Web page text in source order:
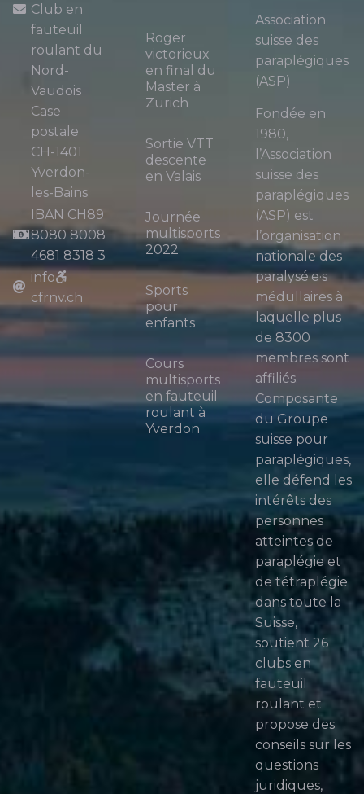
Club en
fauteuil
roulant du
Nord-
Vaudois
Case
postale
CH-1401
Yverdon-
les-Bains
IBAN CH89
8080 8008
4681 8318 3
info
cfrnv.ch
Roger
victorieux
en final du
Master à
Zurich
Sortie VTT
descente
en Valais
Journée
multisports
2022
Sports
pour
enfants
Cours
multisports
en fauteuil
roulant à
Yverdon
Association
suisse des
paraplégiques
(ASP)
Fondée en
1980,
l’Association
suisse des
paraplégiques
(ASP) est
l’organisation
nationale des
paralysé·e·s
médullaires à
laquelle plus
de 8300
membres sont
affiliés.
Composante
du Groupe
suisse pour
paraplégiques,
elle défend les
intérêts des
personnes
atteintes de
paraplégie et
de tétraplégie
dans toute la
Suisse,
soutient 26
clubs en
fauteuil
roulant et
propose des
conseils sur les
questions
juridiques,